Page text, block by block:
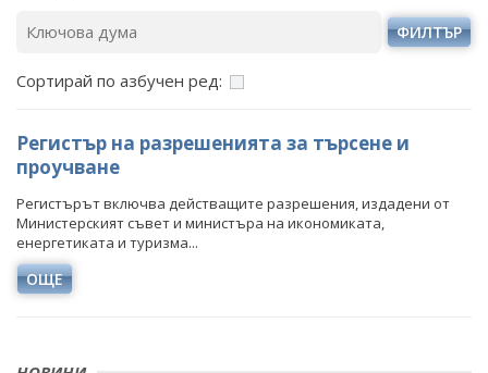
КОНЦЕСИИ ЗА ДОБИВ
УПРАВЛЕНИЕ НА СЪОРЪЖЕНИЯ ЗА МИННИ ОТПАДЪЦИ
ИЗОСТАВЕНИТЕ СЪОРЪЖЕНИЯ ЗА МИННИ ОТПАДЪЦИ
ПОСТЪПИЛИ ЗАЯВЛЕНИЯ И ПРЕДОСТАВЕНИ ПОМОЩИ
ЗА НАМАЛЯВАНЕ НА ТЕЖЕСТТА, СВЪРЗАНА С
РАЗХОДИТЕ ЗА ЕНЕРГИЯ ОТ ВЪЗОБНОВЯЕМИ
ИЗТОЧНИЦИ
ФИЛТЪР
Сортирай по азбучен ред:
Регистър на разрешенията за търсене и
проучване
Регистърът включва действащите разрешения, издадени от
Министерският съвет и министъра на икономиката,
енергетиката и туризма...
ОЩЕ